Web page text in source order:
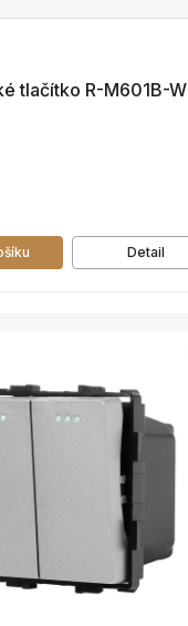
tlačítko R-M601B-W
Detail